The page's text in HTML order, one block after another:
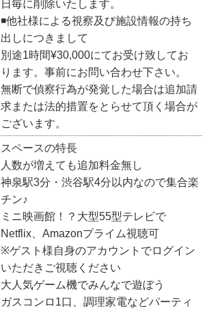
日毎に削除いたします。
◾️他社様による視察及び施設情報の持ち
出しにつきまして
別途1時間¥30,000にてお受け致してお
ります。事前にお問い合わせ下さい。
無断で偵察行為が発覚した場合は追加請
求または法的措置をとらせて頂く場合が
ございます。
スペースの特長
人数が増えても追加料金無し
神泉駅3分・渋谷駅4分以内なので集合楽
チン♪
ミニ映画館！？大型55型テレビで
Netflix、Amazonプライム視聴可
※ゲスト様自身のアカウントでログイン
いただきご視聴ください
大人気ゲーム機でみんなで遊ぼう
ガスコンロ1口、調理家電などパーティ